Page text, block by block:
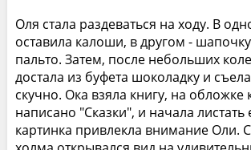
Оля стала раздеваться на ходу. В
оставила калоши, в другом -
пальто. Затем, после небольших
достала из буфета шоколадку и
скучно. Ока взяла книгу, на
написано "Сказки", и начала листать
картинка привлекла внимание Оли.